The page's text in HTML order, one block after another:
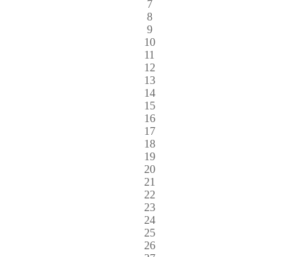
7
8
9
10
11
12
13
14
15
16
17
18
19
20
21
22
23
24
25
26